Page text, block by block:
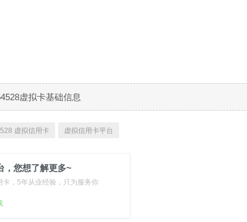
虚拟卡基础信息
虚拟信用卡 虚拟信用卡平台
，您想了解更多~
卡，5年从业经验，只为服务你